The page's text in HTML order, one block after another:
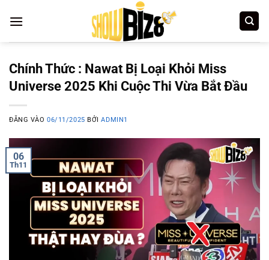
qua
Chính Thức : Nawat Bị Loại Khỏi Miss
Universe 2025 Khi Cuộc Thi Vừa Bắt Đầu
ĐĂNG VÀO06/11/2025 BỞIADMIN1
06
Th11